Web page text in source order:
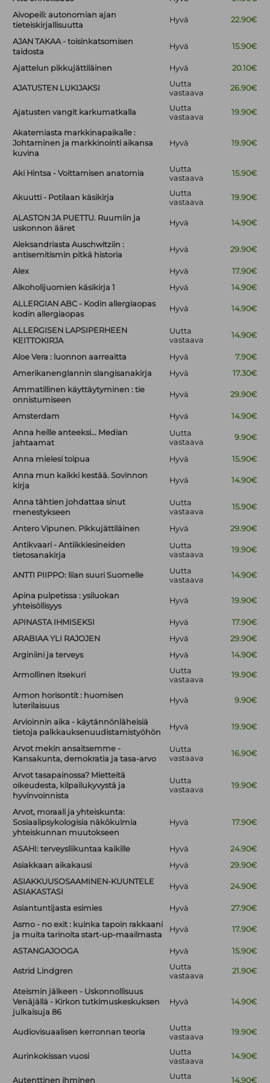
Aivopeili: autonomian ajan
tieteiskirjallisuutta
Hyvä 22.90€
AJAN TAKAA - toisinkatsomisen
taidosta
Hyvä 15.90€
Ajattelun pikkujättiläinen Hyvä 20.10€
AJATUSTEN LUKIJAKSI
Uutta
vastaava
26.90€
Ajatusten vangit karkumatkalla
Uutta
vastaava
19.90€
Akatemiasta markkinapaikalle :
Johtaminen ja markkinointi aikansa
kuvina
Hyvä 19.90€
Aki Hintsa - Voittamisen anatomia
Uutta
vastaava
15.90€
Akuutti - Potilaan käsikirja
Uutta
vastaava
19.90€
ALASTON JA PUETTU. Ruumiin ja
uskonnon ääret
Hyvä 14.90€
Aleksandriasta Auschwitziin :
antisemitismin pitkä historia
Hyvä 29.90€
Alex Hyvä
17.90€
Alkoholijuomien käsikirja 1
Hyvä
14.90€
ALLERGIAN ABC - Kodin allergiaopas
kodin allergiaopas
Hyvä 14.90€
ALLERGISEN LAPSIPERHEEN
KEITTOKIRJA
Uutta
vastaava
14.90€
Aloe Vera : luonnon aarreaitta Hyvä
7.90€
Amerikanenglannin slangisanakirja
Hyvä
17.30€
Ammatillinen käyttäytyminen : tie
onnistumiseen
Hyvä 29.90€
Amsterdam Hyvä
14.90€
Anna heille anteeksi... Median
jahtaamat
Uutta
vastaava
9.90€
Anna mielesi toipua Hyvä
15.90€
Anna mun kaikki kestää. Sovinnon
kirja
Hyvä 14.90€
Anna tähtien johdattaa sinut
menestykseen
Uutta
vastaava
15.90€
Antero Vipunen. Pikkujättiläinen Hyvä
29.90€
Antikvaari - Antiikkiesineiden
tietosanakirja
Uutta
vastaava
19.90€
ANTTI PIIPPO: liian suuri Suomelle
Uutta
vastaava
14.90€
Apina pulpetissa : ysiluokan
yhteisöllisyys
Hyvä 19.90€
APINASTA IHMISEKSI Hyvä
17.90€
ARABIAA YLI RAJOJEN
Hyvä
29.90€
Arginiini ja terveys
Hyvä 14.90€
Armollinen itsekuri
Uutta
vastaava
19.90€
Armon horisontit : huomisen
luterilaisuus
Hyvä 9.90€
Arvioinnin aika - käytännönläheisiä
tietoja palkkauksenuudistamistyöhön
Hyvä 19.90€
Arvot mekin ansaitsemme -
Kansakunta, demokratia ja tasa-arvo
Uutta
vastaava
16.90€
Arvot tasapainossa? Mietteitä
oikeudesta, kilpailukyvystä ja
hyvinvoinnista
Uutta
vastaava
19.90€
Arvot, moraali ja yhteiskunta:
Sosiaalipsykologisia näkökulmia
yhteiskunnan muutokseen
Hyvä 17.90€
ASAHI: terveysliikuntaa kaikille Hyvä
24.90€
Asiakkaan aikakausi
Hyvä
29.90€
ASIAKKUUSOSAAMINEN-KUUNTELE
ASIAKASTASI
Hyvä 24.90€
Asiantuntijasta esimies Hyvä
27.90€
Asmo - no exit : kuinka tapoin rakkaani
ja muita tarinoita start-up-maailmasta
Hyvä 17.90€
ASTANGAJOOGA Hyvä 15.90€
Astrid Lindgren
Uutta
vastaava
21.90€
Ateismin jälkeen - Uskonnollisuus
Venäjällä - Kirkon tutkimuskeskuksen
julkaisuja 86
Hyvä 14.90€
Audiovisuaalisen kerronnan teoria
Uutta
vastaava
19.90€
Aurinkokissan vuosi
Uutta
vastaava
14.90€
Autenttinen ihminen
Uutta
14.90€